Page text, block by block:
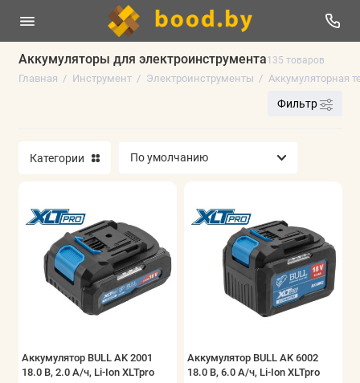
Аккумуляторы для электроинструмента135 товаров
Главная Инструмент Электроинструменты Аккумуляторная
Электроинструменты
Ручной инструмент
Сварочное оборудование
Пневматика
Строительное оборудование
Хранение инструмента
Фильтр
Категории
Аккумулятор BULL AK 2001
18.0 В, 2.0 А/ч, Li-Ion XLTpro
Аккумулятор BULL AK 6002
18.0 В, 6.0 А/ч, Li-Ion XLTpro